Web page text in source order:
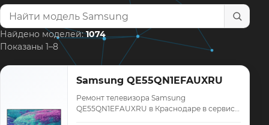
Найти модель телевизора
Найдено моделей:1074
Показаны 1–8
Samsung QE55QN1EFAUXRU
Ремонт телевизора Samsung
QE55QN1EFAUXRU в Краснодаре в сервисе